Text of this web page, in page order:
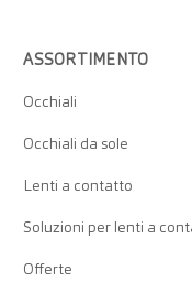
ASSORTIMENTO
Occhiali
Occhiali da sole
Lenti a contatto
Soluzioni per lenti a
Offerte